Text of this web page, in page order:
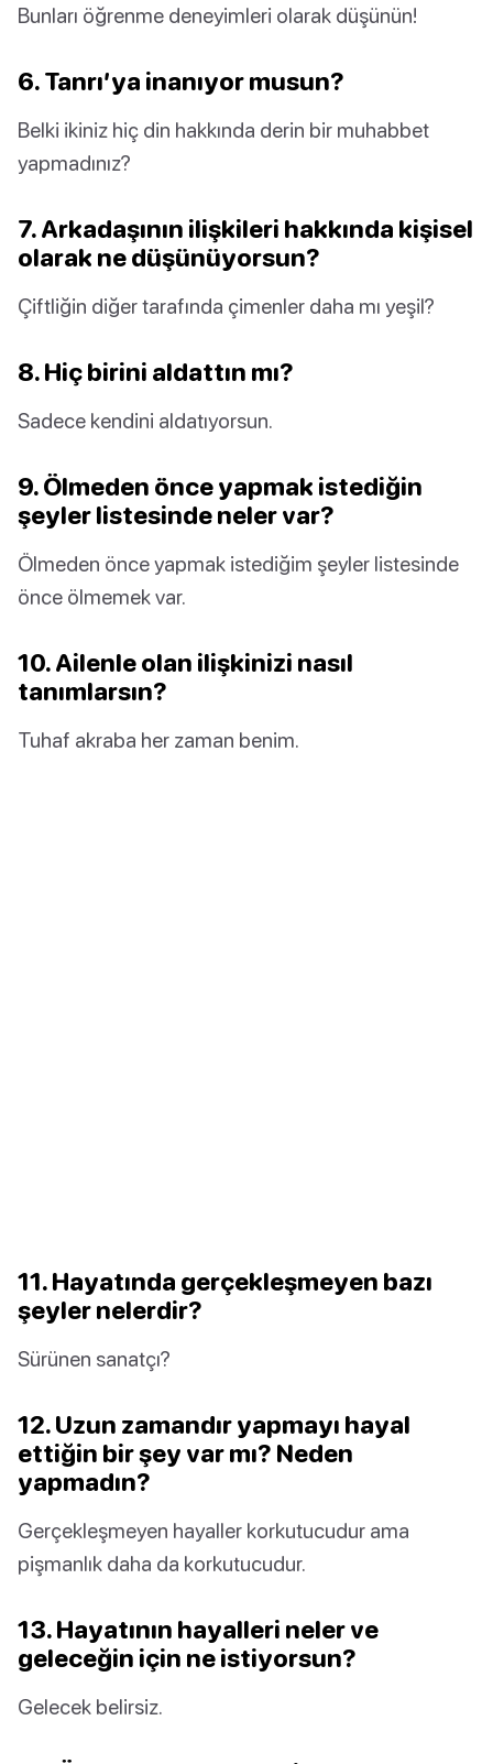
Bunları öğrenme deneyimleri olarak düşünün!
6. Tanrı’ya inanıyor musun?
Belki ikiniz hiç din hakkında derin bir muhabbet
yapmadınız?
7. Arkadaşının ilişkileri hakkında kişisel
olarak ne düşünüyorsun?
Çiftliğin diğer tarafında çimenler daha mı yeşil?
8. Hiç birini aldattın mı?
Sadece kendini aldatıyorsun.
9. Ölmeden önce yapmak istediğin
şeyler listesinde neler var?
Ölmeden önce yapmak istediğim şeyler listesinde
önce ölmemek var.
10. Ailenle olan ilişkinizi nasıl
tanımlarsın?
Tuhaf akraba her zaman benim.
11. Hayatında gerçekleşmeyen bazı
şeyler nelerdir?
Sürünen sanatçı?
12. Uzun zamandır yapmayı hayal
ettiğin bir şey var mı? Neden
yapmadın?
Gerçekleşmeyen hayaller korkutucudur ama
pişmanlık daha da korkutucudur.
13. Hayatının hayalleri neler ve
geleceğin için ne istiyorsun?
Gelecek belirsiz.